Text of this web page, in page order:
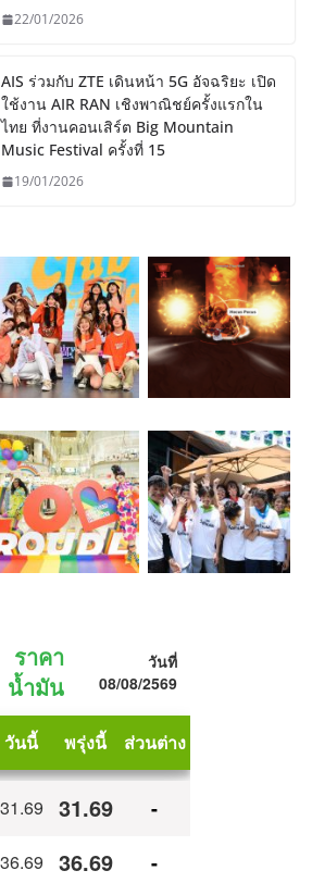
22/01/2026
AIS ร่วมกับ ZTE เดินหน้า 5G อัจฉริยะ เปิด
ใช้งาน AIR RAN เชิงพาณิชย์ครั้งแรกใน
ไทย ที่งานคอนเสิร์ต Big Mountain
Music Festival ครั้งที่ 15
19/01/2026